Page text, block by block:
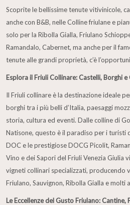
Scoprite le bellissime tenute vitivinicole,
anche con B&B, nelle Colline friulane e
solo per la Ribolla Gialla, Friulano
Ramandalo, Cabernet, ma anche per il
tenute alle grandi proprietà, c’è
Esplora il Friuli Collinare: Castelli, Borghi e
Il Friuli collinare è la destinazione ideale
borghi tra i più belli d’Italia, paesaggi
storia, cultura ed eventi. Dalle colline di
Natisone, questo è il paradiso per i turisti
DOC e le prestigiose DOCG Picolit,
Vino e dei Sapori del Friuli Venezia Giulia
vigneti collinari specializzati, producendo
Friulano, Sauvignon, Ribolla Gialla e molti
Le Eccellenze del Gusto Friulano: